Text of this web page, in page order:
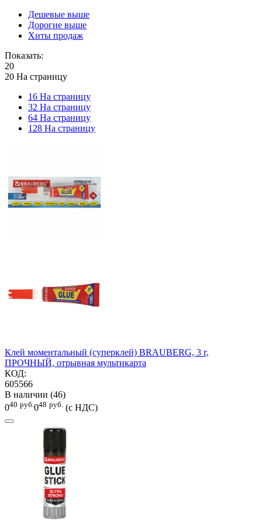
Дешевые выше
Дорогие выше
Хиты продаж
Показать:
20
20 На страницу
16 На страницу
32 На страницу
64 На страницу
128 На страницу
Клей моментальный (суперклей) BRAUBERG, 3 г,
ПРОЧНЫЙ, отрывная мультикарта
КОД:
605566
В наличии (46)
040 руб. 048 руб. (с НДС)